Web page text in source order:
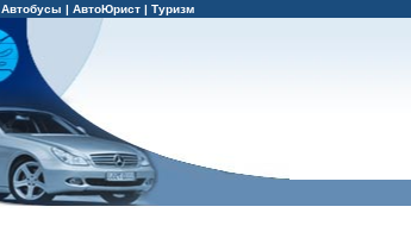
Автобусы | АвтоЮрист | Туризм